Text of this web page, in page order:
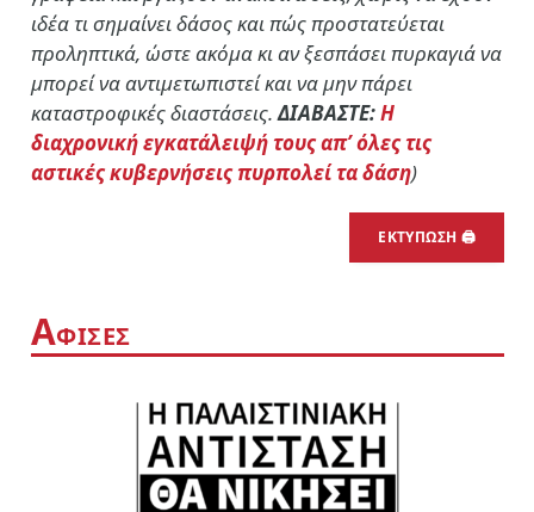
ιδέα τι σημαίνει δάσος και πώς προστατεύεται
προληπτικά, ώστε ακόμα κι αν ξεσπάσει πυρκαγιά να
μπορεί να αντιμετωπιστεί και να μην πάρει
καταστροφικές διαστάσεις.ΔΙΑΒΑΣΤΕ:Η
διαχρονική εγκατάλειψή τους απ’ όλες τις
αστικές κυβερνήσεις πυρπολεί τα δάση)
ΕΚΤΥΠΩΣΗ 🖨
ΑΦΙΣΕΣ